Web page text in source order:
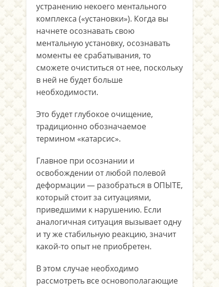
устранению некоего ментального
комплекса («установки»). Когда вы
начнете осознавать свою
ментальную установку, осознавать
моменты ее срабатывания, то
сможете очиститься от нее, поскольку
в ней не будет больше
необходимости.
Это будет глубокое очищение,
традиционно обозначаемое
термином «катарсис».
Главное при осознании и
освобождении от любой полевой
деформации — разобраться в ОПЫТЕ,
который стоит за ситуациями,
приведшими к нарушению. Если
аналогичная ситуация вызывает одну
и ту же стабильную реакцию, значит
какой-то опыт не приобретен.
В этом случае необходимо
рассмотреть все основополагающие